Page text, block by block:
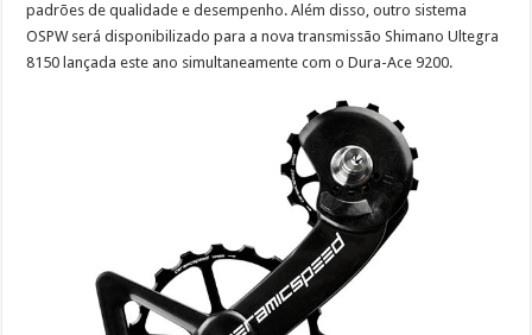
padrões de qualidade e desempenho. Além disso, outro sistema
OSPW será disponibilizado para a nova transmissão Shimano Ultegra
8150 lançada este ano simultaneamente com o Dura-Ace 9200.